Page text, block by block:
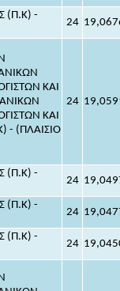
(Π.Κ) -
24
ΚΑΙ
ΚΑΙ
- (ΠΛΑΙΣΙΟ
24
(Π.Κ) -
24
(Π.Κ) -
24
(Π.Κ) -
24